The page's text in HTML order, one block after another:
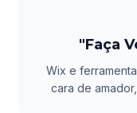
"Faça
Wix e
cara de